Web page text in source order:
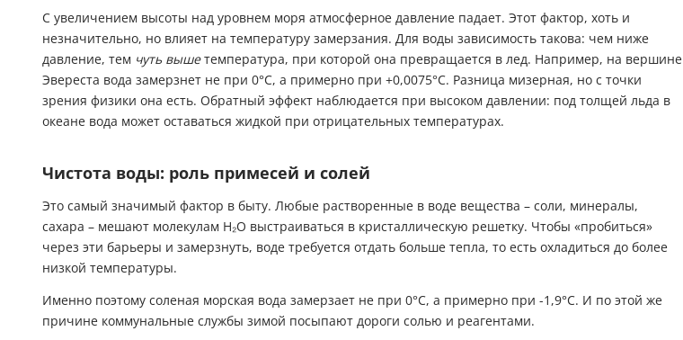
С увеличением высоты над уровнем моря атмосферное давление падает. Этот фактор, хоть и
незначительно, но влияет на температуру замерзания. Для воды зависимость такова: чем ниже
давление, тем чуть вышетемпература, при которой она превращается в лед. Например, на вершине
Эвереста вода замерзнет не при 0°C, а примерно при +0,0075°C. Разница мизерная, но с точки
зрения физики она есть. Обратный эффект наблюдается при высоком давлении: под толщей льда в
океане вода может оставаться жидкой при отрицательных температурах.
Чистота воды: роль примесей и солей
Это самый значимый фактор в быту. Любые растворенные в воде вещества – соли, минералы,
сахара – мешают молекулам H₂O выстраиваться в кристаллическую решетку. Чтобы «пробиться»
через эти барьеры и замерзнуть, воде требуется отдать больше тепла, то есть охладиться до более
низкой температуры.
Именно поэтому соленая морская вода замерзает не при 0°C, а примерно при -1,9°C. И по этой же
причине коммунальные службы зимой посыпают дороги солью и реагентами.